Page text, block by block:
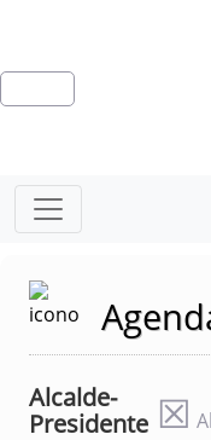
Alcalde-
Presidente ☒